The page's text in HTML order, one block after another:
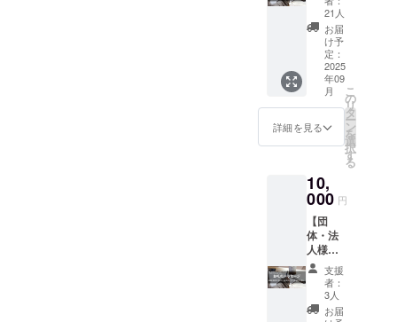
ことは
ありま
せん。
※ ご支
援いた
だく
際、備
掲載・
掲示を
名前を
ご記入
くださ
い。 ※
掲載順
は支援
額に関
わら
ず、あ
いうえ
ます。
※ ご支
援額に
関わら
ず、リ
ターン
は全て
同じと
なりま
きまし
た支援
金を順
位賞な
どの賞
金・賞
品に利
用する
ことは
ありま
載 ・支
援者一
覧とし
て会場
掲示 ※
7,000円
＋ご協
力費840
円(支援
ム手数
料228円
税106円
＝8,174
円がご
負担額
となり
ます。
※ ご支
礼の
メール
・活動
報告 ・
パンフ
レット
への掲
載（自
己作
成、ス
全参加
者に
メール
で配
信） ・
大会
ホーム
ページ
への掲
載 ・支
21人
お届
け予
定：
2025
年09
月
詳細を見る
こ
の
リ
タ
ー
ン
を
選
択
す
る
10,
000 円
【団
体・法
人様向
け】
10,000
円 ・お
礼の
支援
者：
3人
お届